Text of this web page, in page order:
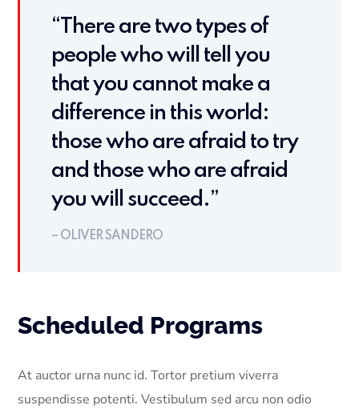
“There are two types of
people who will tell you
that you cannot make a
difference in this world:
those who are afraid to try
and those who are afraid
you will succeed.”
– OLIVER SANDERO
Scheduled Programs
At auctor urna nunc id. Tortor pretium viverra
suspendisse potenti. Vestibulum sed arcu non odio